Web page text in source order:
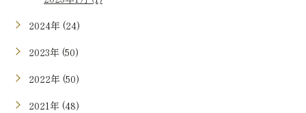
2024年 (24)
2023年 (50)
2022年 (50)
2021年 (48)